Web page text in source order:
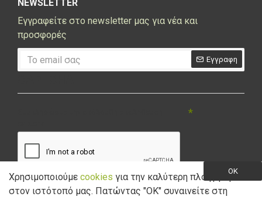
NEWSLETTER
Εγγραφείτε στο newsletter μας για νέα και
προσφορές
Εγγραφη
Έχω διαβάσει και αποδέχομαι την Πολιτική Απορρήτου
OK
Χρησιμοποιούμε cookies για την καλύτερη πλοήγηση
στον ιστότοπό μας. Πατώντας "ΟK" συναινείτε στη